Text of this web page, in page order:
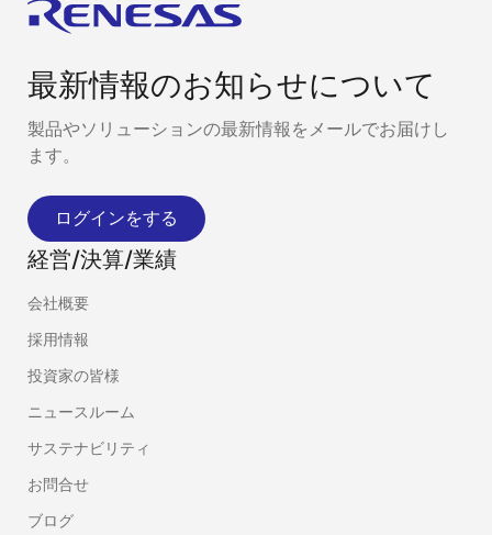
最新情報のお知らせについて
製品やソリューションの最新情報をメールでお届けし
ます。
ログインをする
経営/決算/業績
会社概要
採用情報
投資家の皆様
ニュースルーム
サステナビリティ
お問合せ
ブログ